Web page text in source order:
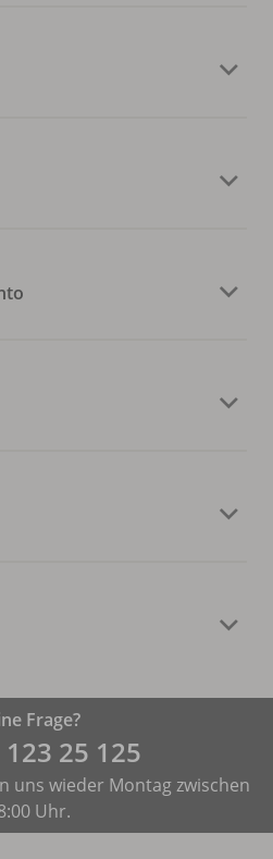
Frage?
25 125
uns wieder Montag zwischen
Uhr.